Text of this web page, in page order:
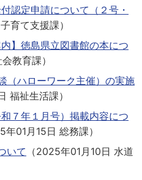
認定申請について（２号・
子育て支援課）
】徳島県立図書館の本につ
会教育課）
（ハローワーク主催）の実施
福祉生活課）
７年１月号）掲載内容につ
年01月15日 総務課）
いて
（2025年01月10日 水道